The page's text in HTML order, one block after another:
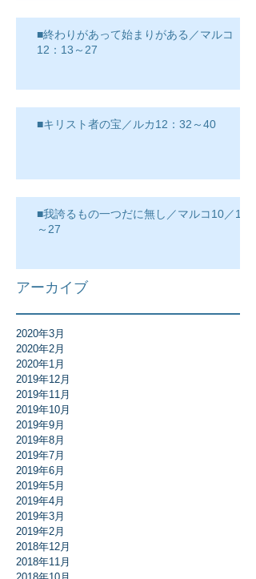
■終わりがあって始まりがある／マルコ
12：13～27
■キリスト者の宝／ルカ12：32～40
■我誇るもの一つだに無し／マルコ10／17
～27
アーカイブ
2020年3月
2020年2月
2020年1月
2019年12月
2019年11月
2019年10月
2019年9月
2019年8月
2019年7月
2019年6月
2019年5月
2019年4月
2019年3月
2019年2月
2018年12月
2018年11月